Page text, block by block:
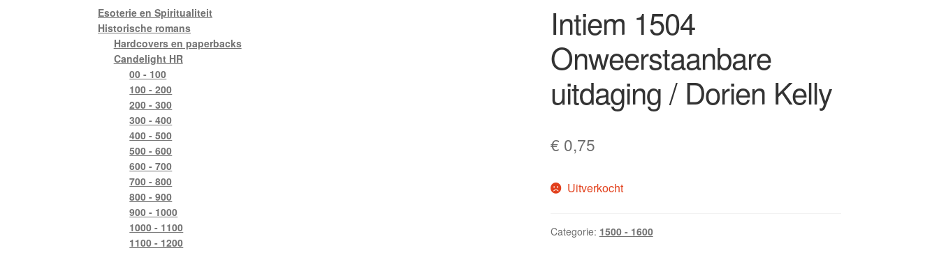
Intiem 1504
Onweerstaanbare
uitdaging / Dorien Kelly
€ 0,75
Uitverkocht
Categorie: 1500 - 1600
Esoterie en Spiritualiteit
Historische romans
Hardcovers en paperbacks
Candelight HR
00 - 100
100 - 200
200 - 300
300 - 400
400 - 500
500 - 600
600 - 700
700 - 800
800 - 900
900 - 1000
1000 - 1100
1100 - 1200